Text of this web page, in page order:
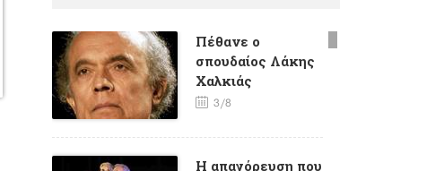
Πέθανε ο
σπουδαίος Λάκης
Χαλκιάς
3/8
Η απαγόρευση που